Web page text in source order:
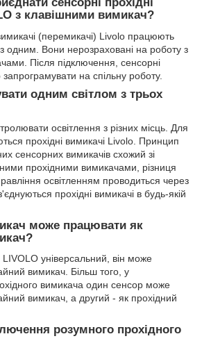
з клавішними вимикач?
(перемикачі) Livolo працюють
з одним. Вони нерозраховані на роботу з
Після підключення, сенсорні
запрограмувати на спільну роботу.
одним світлом з трьох
освітлення з різних місць. Для
прохідні вимикачі Livolo. Принцип
сенсорних вимикачів схожий зі
прохідними вимикачами, різниця
освітленням проводиться через
прохідні вимикачі в будь-якій
може працювати як
універсальний, він може
вимикач. Більш того, у
вимикача один сенсор може
вимикач, а другий - як прохідний
розумного прохідного